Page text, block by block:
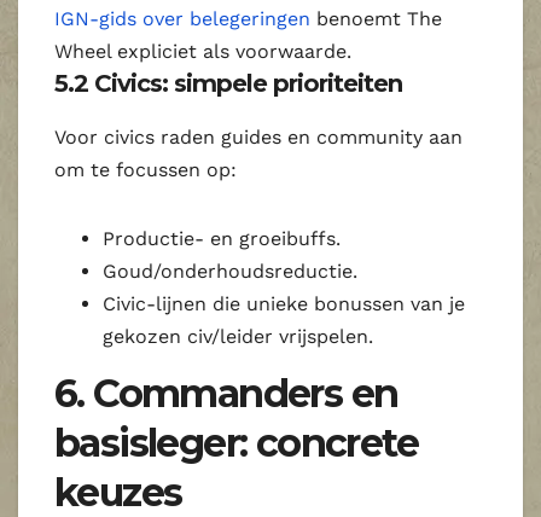
IGN‑gids over belegeringen benoemt The
Wheel expliciet als voorwaarde.
5.2 Civics: simpele prioriteiten
Voor civics raden guides en community aan
om te focussen op:
Productie- en groeibuffs.
Goud/onderhoudsreductie.
Civic‑lijnen die unieke bonussen van je
gekozen civ/leider vrijspelen.
6. Commanders en
basisleger: concrete
keuzes